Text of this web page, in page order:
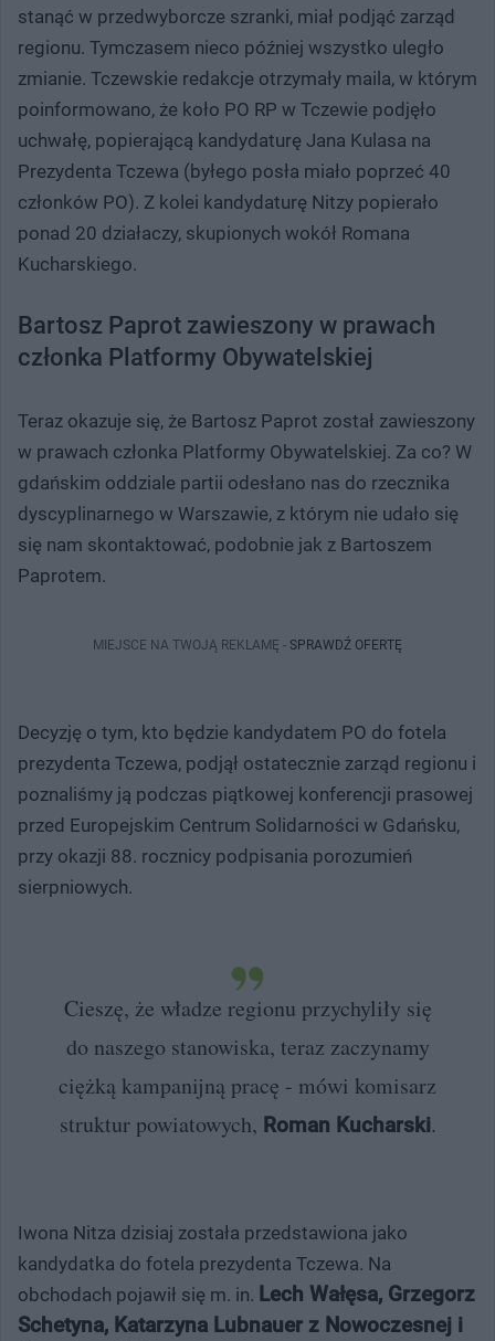
stanąć w przedwyborcze szranki, miał podjąć zarząd
regionu. Tymczasem nieco później wszystko uległo
zmianie. Tczewskie redakcje otrzymały maila, w którym
poinformowano, że koło PO RP w Tczewie podjęło
uchwałę, popierającą kandydaturę Jana Kulasa na
Prezydenta Tczewa (byłego posła miało poprzeć 40
członków PO). Z kolei kandydaturę Nitzy popierało
ponad 20 działaczy, skupionych wokół Romana
Kucharskiego.
Bartosz Paprot zawieszony w prawach
członka Platformy Obywatelskiej
Teraz okazuje się, że Bartosz Paprot został zawieszony
w prawach członka Platformy Obywatelskiej. Za co? W
gdańskim oddziale partii odesłano nas do rzecznika
dyscyplinarnego w Warszawie, z którym nie udało się
się nam skontaktować, podobnie jak z Bartoszem
Paprotem.
MIEJSCE NA TWOJĄ REKLAMĘ - SPRAWDŹ OFERTĘ
Decyzję o tym, kto będzie kandydatem PO do fotela
prezydenta Tczewa, podjął ostatecznie zarząd regionu i
poznaliśmy ją podczas piątkowej konferencji prasowej
przed Europejskim Centrum Solidarności w Gdańsku,
przy okazji 88. rocznicy podpisania porozumień
sierpniowych.
Cieszę, że władze regionu przychyliły się
do naszego stanowiska, teraz zaczynamy
ciężką kampanijną pracę - mówi komisarz
struktur powiatowych, Roman Kucharski.
Iwona Nitza dzisiaj została przedstawiona jako
kandydatka do fotela prezydenta Tczewa. Na
obchodach pojawił się m. in. Lech Wałęsa, Grzegorz
Schetyna, Katarzyna Lubnauer z Nowoczesnej i